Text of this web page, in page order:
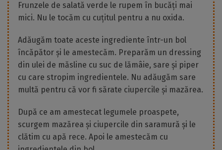
Frunzele de salată verde le rupem în bucăți mai
mici. Nu le tocăm cu cuțitul pentru a nu oxida.
Adăugăm toate aceste ingrediente într-un bol
încăpător și le amestecăm. Preparăm un dressing
din ulei de măsline cu suc de lămâie, sare și piper
cu care stropim ingredientele. Nu adăugăm sare
multă pentru că vor fi sărate ciupercile și mazărea.
După ce am amestecat legumele proaspete,
scurgem mazărea și ciupercile din saramură și le
clătim cu apă rece. Apoi le amestecăm cu